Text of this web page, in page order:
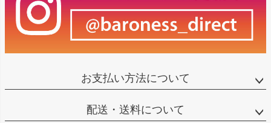
お支払い方法について
配送・送料について